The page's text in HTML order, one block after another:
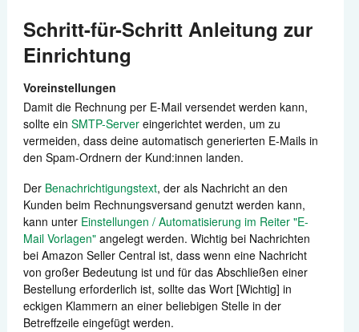
Zahlungen
Automatisierung
Berichte
Weitere Anbindungen
Support kontaktieren
Schritt-für-Schritt Anleitung zur
Einrichtung
Voreinstellungen
Damit die Rechnung per E-Mail versendet werden kann,
sollte ein SMTP-Servereingerichtet werden, um zu
vermeiden, dass deine automatisch generierten E-Mails in
den Spam-Ordnern der Kund:innen landen.
Der Benachrichtigungstext, der als Nachricht an den
Kunden beim Rechnungsversand genutzt werden kann,
kann unter Einstellungen / Automatisierung im Reiter "E-
Mail Vorlagen"angelegt werden. Wichtig bei Nachrichten
bei Amazon Seller Central ist, dass wenn eine Nachricht
von großer Bedeutung ist und für das Abschließen einer
Bestellung erforderlich ist, sollte das Wort [Wichtig] in
eckigen Klammern an einer beliebigen Stelle in der
Betreffzeile eingefügt werden.